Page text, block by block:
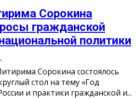
Сорокина
гражданской
политики
Сорокина состоялось
стол на тему «Год
и практики гражданской и...